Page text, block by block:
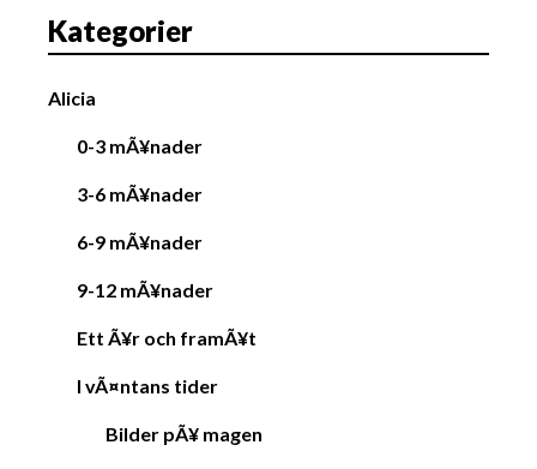
Kategorier
Alicia
0-3 mÃ¥nader
3-6 mÃ¥nader
6-9 mÃ¥nader
9-12 mÃ¥nader
Ett Ã¥r och framÃ¥t
I vÃ¤ntans tider
Bilder pÃ¥ magen